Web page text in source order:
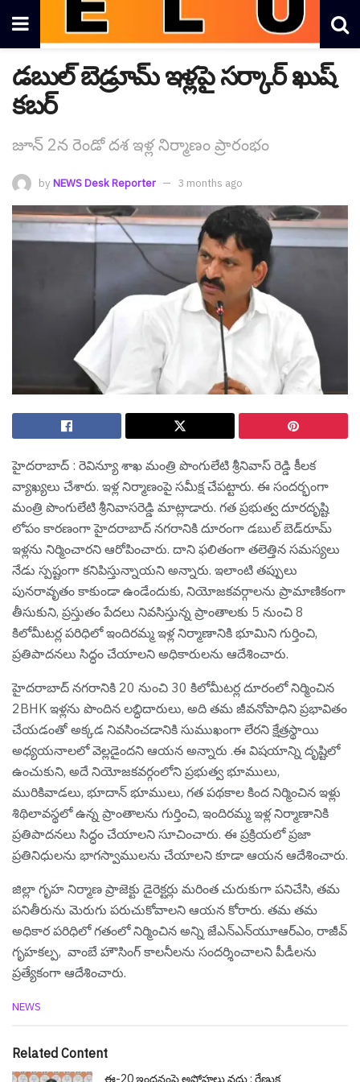
డబుల్ బెడ్రూమ్ ఇళ్ల‌పై స‌ర్కార్ ఖుష్
క‌బ‌ర్
జూన్ 2న రెండో ద‌శ ఇళ్ల నిర్మాణం ప్రారంభం
by NEWS Desk Reporter 3 months ago
హైద‌రాబాద్ : రెవిన్యూ శాఖ మంత్రి పొంగులేటి శ్రీ‌నివాస్ రెడ్డి కీల‌క
వ్యాఖ్య‌లు చేశారు. ఇళ్ల నిర్మాణంపై స‌మీక్ష చేప‌ట్టారు. ఈ సందర్భంగా
మంత్రి పొంగులేటి శ్రీనివాసరెడ్డి మాట్లాడారు. గత ప్రభుత్వ దూరదృష్టి
లోపం కారణంగా హైదరాబాద్ నగరానికి దూరంగా డబుల్ బెడ్‌రూమ్
ఇళ్లను నిర్మించారని ఆరోపించారు. దాని ఫలితంగా తలెత్తిన సమస్యలు
నేడు స్పష్టంగా కనిపిస్తున్నాయని అన్నారు. ఇలాంటి తప్పులు
పునరావృతం కాకుండా ఉండేందుకు, నియోజకవర్గాలను ప్రామాణికంగా
తీసుకుని, ప్రస్తుతం పేదలు నివసిస్తున్న ప్రాంతాలకు 5 నుంచి 8
కిలోమీటర్ల పరిధిలో ఇందిరమ్మ ఇళ్ల నిర్మాణానికి భూమిని గుర్తించి,
ప్రతిపాదనలు సిద్ధం చేయాలని అధికారులను ఆదేశించారు.
హైదరాబాద్ నగరానికి 20 నుంచి 30 కిలోమీటర్ల దూరంలో నిర్మించిన
2BHK ఇళ్లను పొందిన లబ్ధిదారులు, అది తమ జీవనోపాధిని ప్రభావితం
చేయడంతో అక్కడ నివసించడానికి సుముఖంగా లేరని క్షేత్రస్థాయి
అధ్యయనాలలో వెల్లడైందని ఆయన అన్నారు .ఈ విషయాన్ని దృష్టిలో
ఉంచుకుని, అదే నియోజకవర్గంలోని ప్రభుత్వ భూములు,
మురికివాడలు, భూదాన్ భూములు, గత పథకాల కింద నిర్మించిన ఇళ్లు
శిథిలావస్థలో ఉన్న ప్రాంతాలను గుర్తించి, ఇందిరమ్మ ఇళ్ల నిర్మాణానికి
ప్రతిపాదనలు సిద్ధం చేయాలని సూచించారు. ఈ ప్రక్రియలో ప్రజా
ప్రతినిధులను భాగస్వాములను చేయాలని కూడా ఆయన ఆదేశించారు.
జిల్లా గృహ నిర్మాణ ప్రాజెక్టు డైరెక్టర్లు మరింత చురుకుగా పనిచేసి, తమ
పనితీరును మెరుగు పరుచుకోవాలని ఆయన కోరారు. తమ తమ
అధికార పరిధిలో గతంలో నిర్మించిన అన్ని జేఎన్‌ఎన్‌యూఆర్‌ఎం, రాజీవ్
గృహకల్ప, వాంబే హౌసింగ్ కాలనీలను సందర్శించాలని పీడీలను
ప్రత్యేకంగా ఆదేశించారు.
C
e
o
NEWS
Related Content
ఈ-20 ఇంధనంపై అపోహలు వద్దు : రేణుక‌